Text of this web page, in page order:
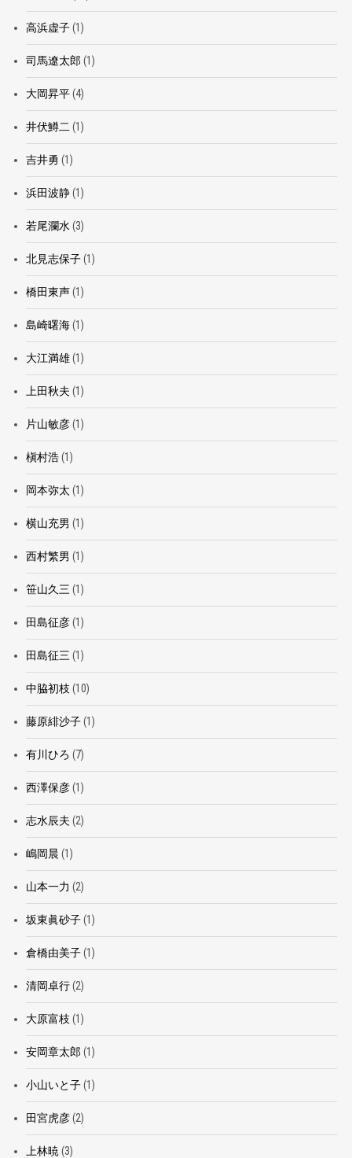
高浜虚子(1)
司馬遼太郎 (1)
大岡昇平(4)
井伏鱒二 (1)
吉井勇 (1)
浜田波静(1)
若尾瀾水 (3)
北見志保子(1)
橋田東声(1)
島崎曙海(1)
大江満雄(1)
上田秋夫 (1)
片山敏彦(1)
槇村浩(1)
岡本弥太 (1)
横山充男 (1)
西村繁男 (1)
笹山久三 (1)
田島征彦(1)
田島征三 (1)
中脇初枝 (10)
藤原緋沙子(1)
有川ひろ (7)
西澤保彦(1)
志水辰夫 (2)
嶋岡晨 (1)
山本一力 (2)
坂東眞砂子(1)
倉橋由美子(1)
清岡卓行(2)
大原富枝 (1)
安岡章太郎 (1)
小山いと子(1)
田宮虎彦(2)
上林暁 (3)